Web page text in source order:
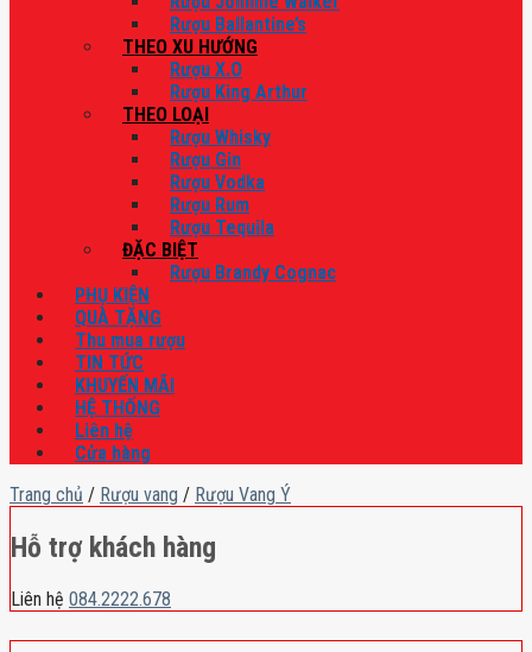
Rượu Ballantine’s
THEO XU HƯỚNG
Rượu X.O
Rượu King Arthur
THEO LOẠI
Rượu Whisky
Rượu Gin
Rượu Vodka
Rượu Rum
Rượu Tequila
ĐẶC BIỆT
Rượu Brandy Cognac
PHỤ KIỆN
QUÀ TẶNG
Thu mua rượu
TIN TỨC
KHUYẾN MÃI
HỆ THỐNG
Liên hệ
Cửa hàng
Trang chủ / Rượu vang / Rượu Vang Ý
Hỗ trợ khách hàng
Liên hệ 084.2222.678